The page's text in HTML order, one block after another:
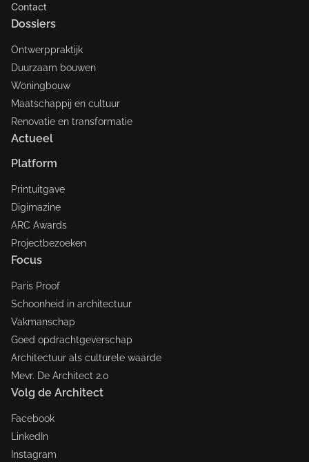
Contact
Dossiers
Ontwerppraktijk
Duurzaam bouwen
Woningbouw
Maatschappij en cultuur
Renovatie en transformatie
Actueel
Platform
Printuitgave
Digimazine
ARC Awards
Projectbezoeken
Focus
Paris Proof
Schoonheid in architectuur
Vakmanschap
Goed opdrachtgeverschap
Architectuur als culturele waarde
Mevr. De Architect 2.0
Volg de Architect
Facebook
LinkedIn
Instagram